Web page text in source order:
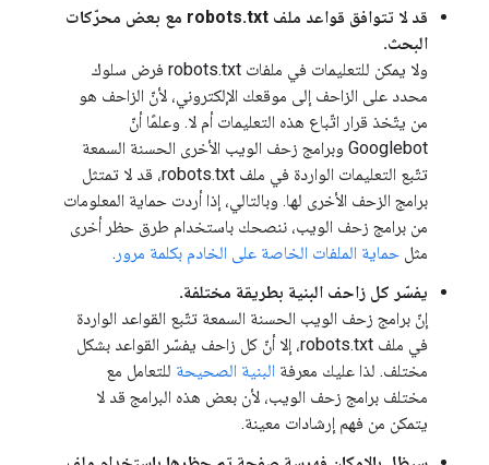
قد لا تتوافق قواعد ملف robots.txt مع بعض محرّكات
البحث.
ولا يمكن للتعليمات في ملفات robots.txt فرض سلوك
محدد على الزاحف إلى موقعك الإلكتروني، لأنّ الزاحف هو
من يتّخذ قرار اتّباع هذه التعليمات أم لا. وعلمًا أنّ
Googlebot وبرامج زحف الويب الأخرى الحسنة السمعة
تتّبع التعليمات الواردة في ملف robots.txt، قد لا تمتثل
برامج الزحف الأخرى لها. وبالتالي، إذا أردت حماية المعلومات
من برامج زحف الويب، ننصحك باستخدام طرق حظر أخرى
مثل حماية الملفات الخاصة على الخادم بكلمة مرور .
يفسّر كل زاحف البنية بطريقة مختلفة.
إنّ برامج زحف الويب الحسنة السمعة تتّبع القواعد الواردة
في ملف robots.txt، إلا أنّ كل زاحف يفسّر القواعد بشكل
مختلف. لذا عليك معرفة البنية الصحيحة للتعامل مع
مختلف برامج زحف الويب، لأن بعض هذه البرامج قد لا
يتمكن من فهم إرشادات معينة.